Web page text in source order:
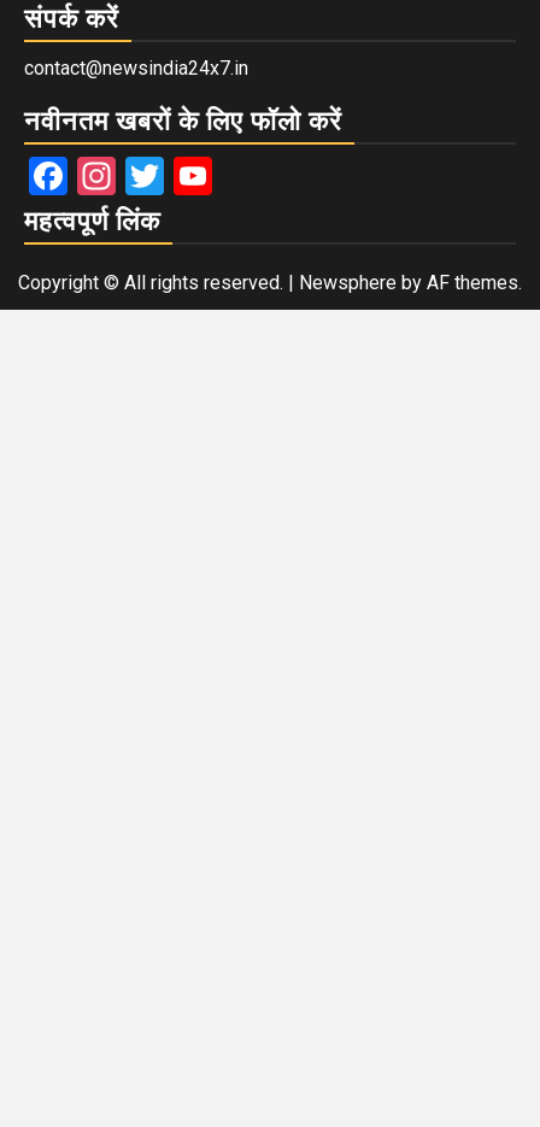
संपर्क करें
contact@newsindia24x7.in
नवीनतम खबरों के लिए फॉलो करें
Facebook
Instagram
Twitter
महत्वपूर्ण लिंक
Copyright © All rights reserved. | Newsphere by AF themes.